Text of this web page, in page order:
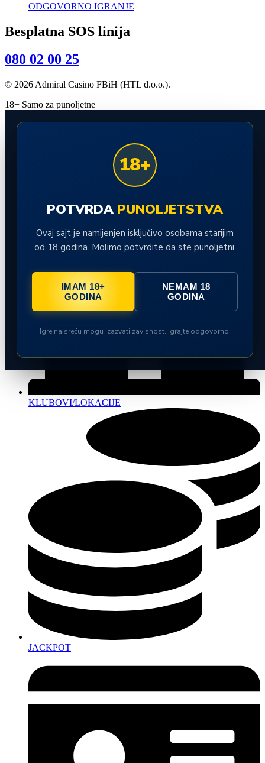
ODGOVORNO IGRANJE
Besplatna SOS linija
080 02 00 25
© 2026 Admiral Casino FBiH (HTL d.o.o.).
18+ Samo za punoljetne
18+
POTVRDA PUNOLJETSTVA
Ovaj sajt je namijenjen isključivo osobama starijim
od 18 godina. Molimo potvrdite da ste punoljetni.
IMAM 18+
GODINA
NEMAM 18
GODINA
Igre na sreću mogu izazvati zavisnost. Igrajte odgovorno.
KLUBOVI/LOKACIJE
JACKPOT